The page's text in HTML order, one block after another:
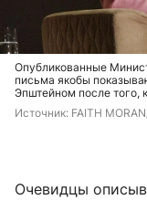
Опубликованные
письма якобы
Эпштейном после того,
Источник: FAITH
Очевидцы